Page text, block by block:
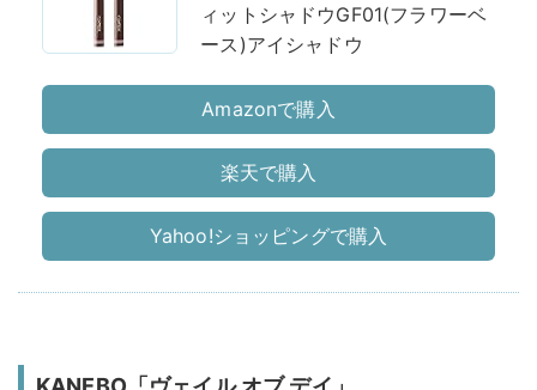
ィットシャドウGF01(フラワーベ
ース)アイシャドウ
Amazonで購入
楽天で購入
Yahoo!ショッピングで購入